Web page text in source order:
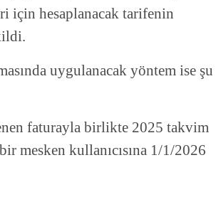
için hesaplanacak tarifenin
uygulanacak yöntem ise şu
faturayla birlikte 2025 takvim
mesken kullanıcısına 1/1/2026